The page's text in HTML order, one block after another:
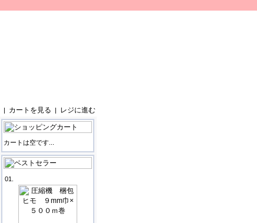
| カートを見る | レジに進む
カートは空です...
01.